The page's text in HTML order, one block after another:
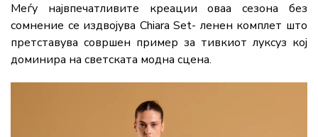
Меѓу највпечатливите креации оваа сезона без
сомнение се издвојува Chiara Set- ленен комплет што
претставува совршен пример за тивкиот луксуз кој
доминира на светската модна сцена.